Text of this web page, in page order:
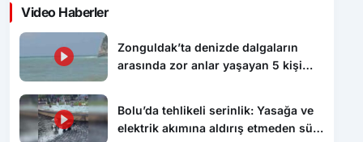
Video Haberler
Zonguldak’ta denizde dalgaların
arasında zor anlar yaşayan 5 kişi
Bolu’da tehlikeli serinlik: Yasağa ve
elektrik akımına aldırış etmeden süs